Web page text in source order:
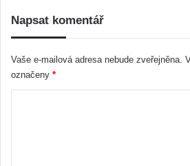
Napsat komentář
Vaše e-mailová adresa nebude zveřejněna.
označeny *